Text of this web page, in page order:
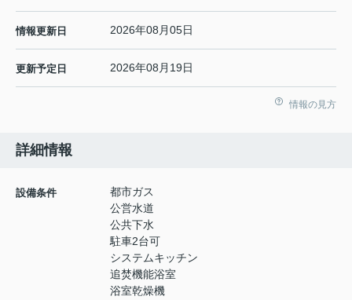
情報更新日 2026年08月05日
更新予定日 2026年08月19日
情報の見方
詳細情報
設備条件
都市ガス
公営水道
公共下水
駐車2台可
システムキッチン
追焚機能浴室
浴室乾燥機